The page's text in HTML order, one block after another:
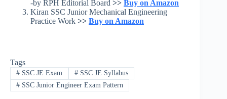
-by RPH Editorial Board >> Buy on Amazon
Kiran SSC Junior Mechanical Engineering
Practice Work >> Buy on Amazon
Tags
#SSC JE Exam #SSC JE Syllabus
#SSC Junior Engineer Exam Pattern